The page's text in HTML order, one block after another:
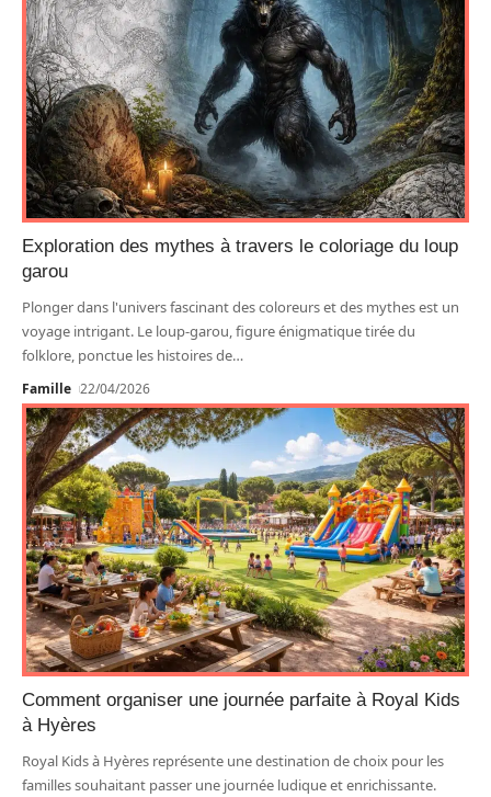
Exploration des mythes à travers le coloriage du loup
garou
Plonger dans l'univers fascinant des coloreurs et des mythes est un
voyage intrigant. Le loup-garou, figure énigmatique tirée du
folklore, ponctue les histoires de…
Famille 22/04/2026
Comment organiser une journée parfaite à Royal Kids
à Hyères
Royal Kids à Hyères représente une destination de choix pour les
familles souhaitant passer une journée ludique et enrichissante.